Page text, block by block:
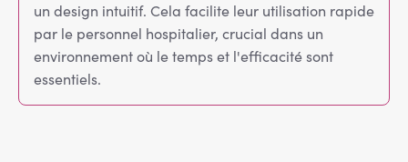
un design intuitif. Cela facilite leur utilisation rapide
par le personnel hospitalier, crucial dans un
environnement où le temps et l'efficacité sont
essentiels.